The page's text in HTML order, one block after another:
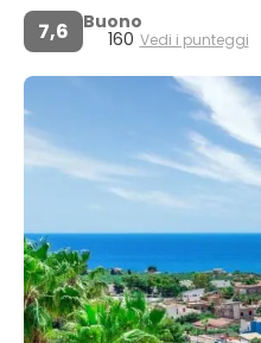
7,6 Buono
160 Vedi i punteggi